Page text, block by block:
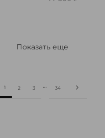
Показать еще
1 2 3 34